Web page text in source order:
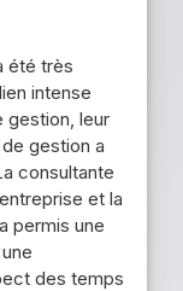
été très
intense
gestion, leur
gestion a
consultante
et la
permis une
des temps